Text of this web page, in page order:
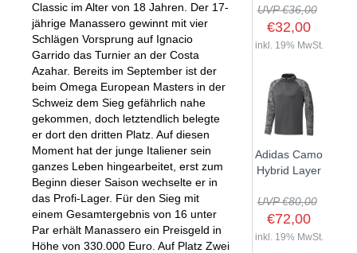
Classic im Alter von 18 Jahren. Der 17-
jährige Manassero gewinnt mit vier
Schlägen Vorsprung auf Ignacio
Garrido das Turnier an der Costa
Azahar. Bereits im September ist der
beim Omega European Masters in der
Schweiz dem Sieg gefährlich nahe
gekommen, doch letztendlich belegte
er dort den dritten Platz. Auf diesen
Moment hat der junge Italiener sein
ganzes Leben hingearbeitet, erst zum
Beginn dieser Saison wechselte er in
das Profi-Lager. Für den Sieg mit
einem Gesamtergebnis von 16 unter
Par erhält Manassero ein Preisgeld in
Höhe von 330.000 Euro. Auf Platz Zwei
UVP €36,00
€32,00
inkl. 19% MwSt.
Adidas Camo
Hybrid Layer
UVP €80,00
€72,00
inkl. 19% MwSt.